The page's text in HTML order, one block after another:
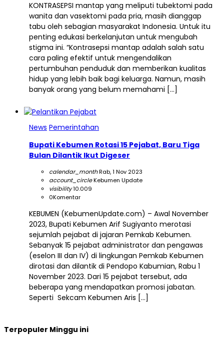
KONTRASEPSI mantap yang meliputi tubektomi pada
wanita dan vasektomi pada pria, masih dianggap
tabu oleh sebagian masyarakat Indonesia. Untuk itu
penting edukasi berkelanjutan untuk mengubah
stigma ini. “Kontrasepsi mantap adalah salah satu
cara paling efektif untuk mengendalikan
pertumbuhan penduduk dan memberikan kualitas
hidup yang lebih baik bagi keluarga. Namun, masih
banyak orang yang belum memahami […]
News Pemerintahan
Bupati Kebumen Rotasi 15 Pejabat, Baru Tiga
Bulan Dilantik Ikut Digeser
calendar_monthRab, 1 Nov 2023
account_circleKebumen Update
visibility10.009
0Komentar
KEBUMEN (KebumenUpdate.com) – Awal November
2023, Bupati Kebumen Arif Sugiyanto merotasi
sejumlah pejabat di jajaran Pemkab Kebumen.
Sebanyak 15 pejabat administrator dan pengawas
(eselon III dan IV) di lingkungan Pemkab Kebumen
dirotasi dan dilantik di Pendopo Kabumian, Rabu 1
November 2023. Dari 15 pejabat tersebut, ada
beberapa yang mendapatkan promosi jabatan.
Seperti Sekcam Kebumen Aris […]
Terpopuler Minggu ini